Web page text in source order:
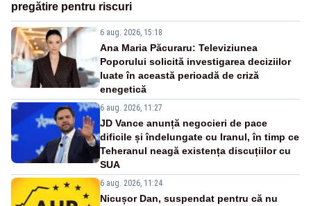
pregătire pentru riscuri
6 aug. 2026, 15:18
Ana Maria Păcuraru: Televiziunea
Poporului solicită investigarea deciziilor
luate în această perioadă de criză
enegetică
6 aug. 2026, 11:27
JD Vance anunță negocieri de pace
dificile și îndelungate cu Iranul, în timp ce
Teheranul neagă existența discuțiilor cu
SUA
6 aug. 2026, 11:24
Nicușor Dan, suspendat pentru că nu